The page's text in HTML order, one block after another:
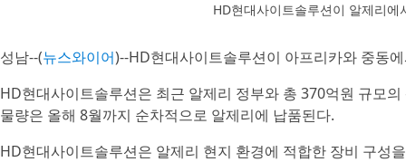
HD현대사이트솔루션이 알제리
성남--(뉴스와이어)--HD현대사이트솔루션이 아프리카와 중동
HD현대사이트솔루션은 최근 알제리 정부와 총 370억원 규모
물량은 올해 8월까지 순차적으로 알제리에 납품된다.
HD현대사이트솔루션은 알제리 현지 환경에 적합한 장비 구성